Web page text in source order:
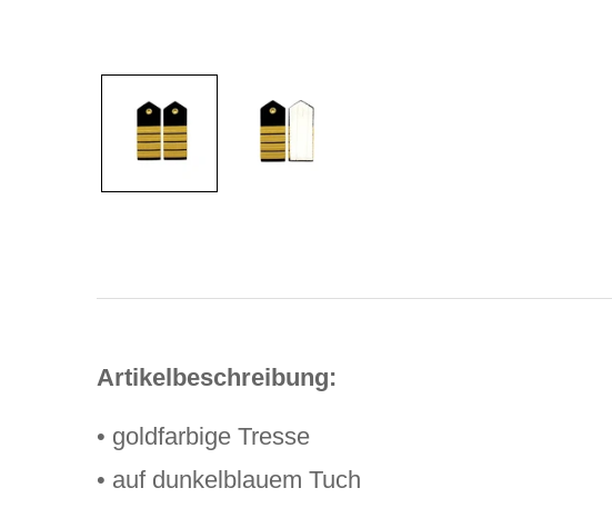
Artikelbeschreibung:
• goldfarbige Tresse
• auf dunkelblauem Tuch